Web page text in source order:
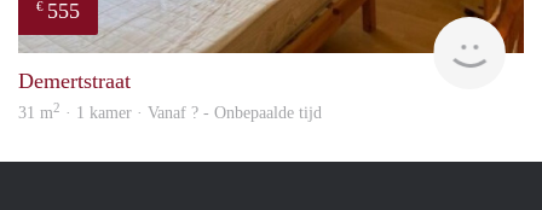
€ 555
Demertstraat
31 m2 · 1 kamer · Vanaf ? - Onbepaalde tijd